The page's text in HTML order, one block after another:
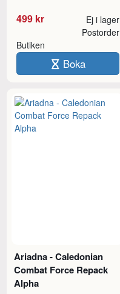
499 kr Ej i lager
Butiken
Postorder
Boka
Ariadna - Caledonian
Combat Force Repack
Alpha